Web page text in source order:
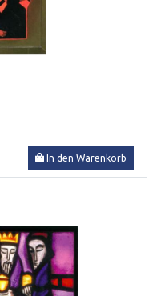
In den Warenkorb